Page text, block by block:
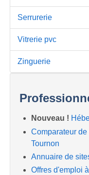
Serrurerie
Vitrerie pvc
Zinguerie
Nouveau !
Comparateur
Tournon
Annuaire de
Offres d'emploi